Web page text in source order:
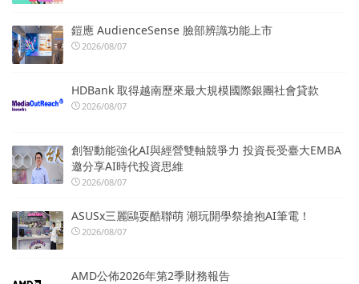
鎧應 AudienceSense 臉部辨識功能上市
2026/08/07
HDBank 取得越南歷來最大規模國際銀團社會貸款
2026/08/07
創智動能強化AI與經營雙軸競爭力 投資長受臺大EMBA
邀分享AI時代投資思維
2026/08/07
ASUSx三麗鷗耍酷聯萌 潮玩開學祭搶抱AI筆電！
2026/08/07
AMD公佈2026年第2季財務報告